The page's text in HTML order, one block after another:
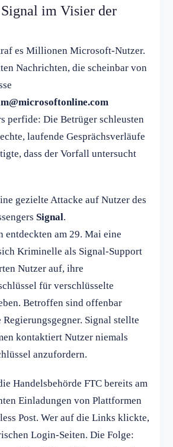
im Visier der
es Millionen Microsoft-Nutzer.
Nachrichten, die scheinbar von
perfide: Die Betrüger schleusten
laufende Gesprächsverläufe
dass der Vorfall untersucht
gezielte Attacke auf Nutzer des
Signal.
entdeckten am 29. Mai eine
Kriminelle als Signal-Support
Nutzer auf, ihre
für verschlüsselte
Betroffen sind offenbar
Signal stellte
kontaktiert Nutzer niemals
anzufordern.
Handelsbehörde FTC bereits am
Einladungen von Plattformen
Post. Wer auf die Links klickte,
Login-Seiten. Die Folge: